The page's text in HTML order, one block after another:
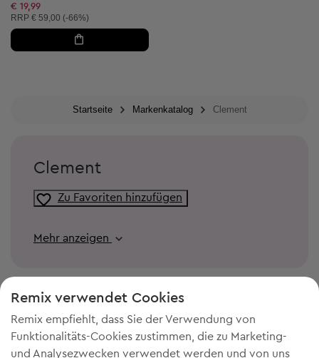
€ 19,99
Unverbindliche Preisempfehlung:
RRP € 59,00 (-66%)
Startseite Markenkatalog Clement
Clement
Zu Favoriten hinzufügen
Mehr anzeigen
Remix verwendet Cookies
Remix empfiehlt, dass Sie der Verwendung von
Funktionalitäts-Cookies zustimmen, die zu Marketing-
und Analysezwecken verwendet werden und von uns